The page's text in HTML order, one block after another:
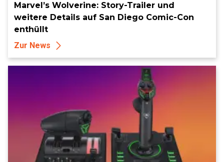
Marvel’s Wolverine: Story-Trailer und
weitere Details auf San Diego Comic-Con
enthüllt
Zur News